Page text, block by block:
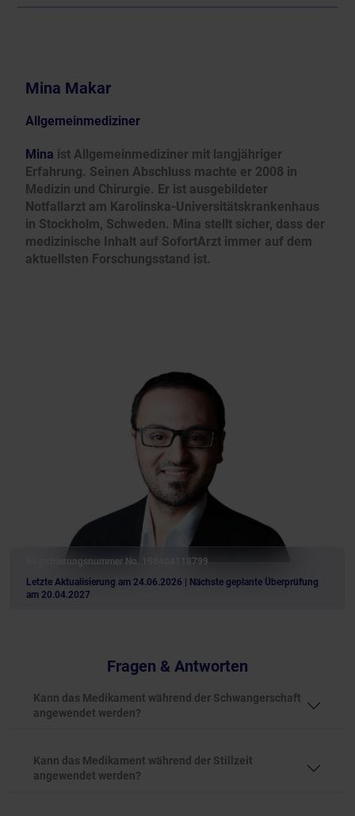
Mina Makar
Allgemeinmediziner
Mina ist Allgemeinmediziner mit langjähriger
Erfahrung. Seinen Abschluss machte er 2008 in
Medizin und Chirurgie. Er ist ausgebildeter
Notfallarzt am Karolinska-Universitätskrankenhaus
in Stockholm, Schweden. Mina stellt sicher, dass der
medizinische Inhalt auf SofortArzt immer auf dem
aktuellsten Forschungsstand ist.
Letzte Aktualisierung am 24.06.2026
| Nächste geplante Überprüfung
am 20.04.2027
Registrierungsnummer No. 198404118799
Fragen & Antworten
Kann das Medikament während der Schwangerschaft
angewendet werden?
Kann das Medikament während der Stillzeit
angewendet werden?